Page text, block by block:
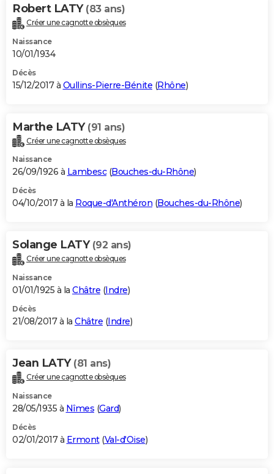
Robert LATY (83 ans)
Créer une cagnotte obsèques
Naissance
10/01/1934
Décès
15/12/2017 à Oullins-Pierre-Bénite (Rhône)
Marthe LATY (91 ans)
Créer une cagnotte obsèques
Naissance
26/09/1926 à Lambesc(Bouches-du-Rhône)
Décès
04/10/2017 à la Roque-d'Anthéron (Bouches-du-Rhône)
Solange LATY (92 ans)
Créer une cagnotte obsèques
Naissance
01/01/1925 à la Châtre (Indre)
Décès
21/08/2017 à la Châtre (Indre)
Jean LATY (81 ans)
Créer une cagnotte obsèques
Naissance
28/05/1935 à Nîmes (Gard)
Décès
02/01/2017 à Ermont(Val-d'Oise)